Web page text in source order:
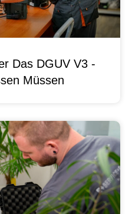
Das DGUV V3 -
Müssen